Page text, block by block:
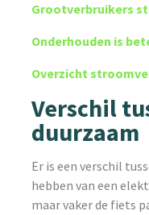
Grootverbruikers
Onderhouden is
Overzicht
Verschil
duurzaam
Er is een verschil
hebben van een
maar vaker de fiets